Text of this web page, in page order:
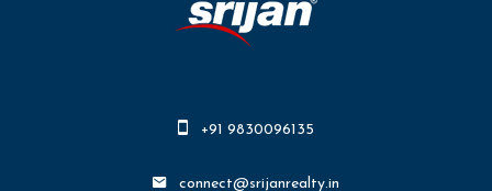
+91 9830096135
connect@srijanrealty.in